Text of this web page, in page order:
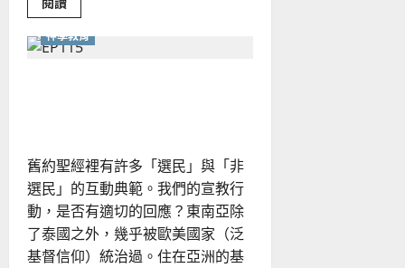
more
在
邊
神學教育
舊約聖經裡有許多「選民」與「非
選民」的互動典範。我們的宣教行
動，是否有適切的回應？東南亞除
了泰國之外，幾乎被歐美國家（泛
基督信仰）統治過。住在亞洲的基